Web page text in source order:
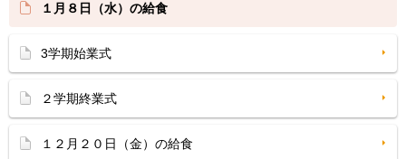
１月８日（水）の給食
3学期始業式
２学期終業式
１２月２０日（金）の給食